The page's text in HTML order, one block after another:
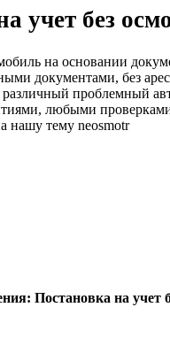
учет без
на основании
документами, без
проблемный
любыми
нашу тему neosmotr
Постановка на учет